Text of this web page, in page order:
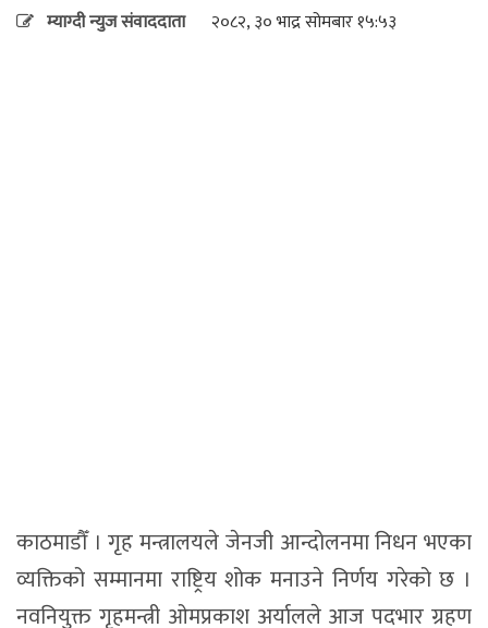
म्याग्दी न्युज संवाददाता २०८२, ३० भाद्र सोमबार १५:५३
काठमाडौँ । गृह मन्त्रालयले जेनजी आन्दोलनमा निधन भएका
व्यक्तिको सम्मानमा राष्ट्रिय शोक मनाउने निर्णय गरेको छ ।
नवनियुक्त गृहमन्त्री ओमप्रकाश अर्यालले आज पदभार ग्रहण